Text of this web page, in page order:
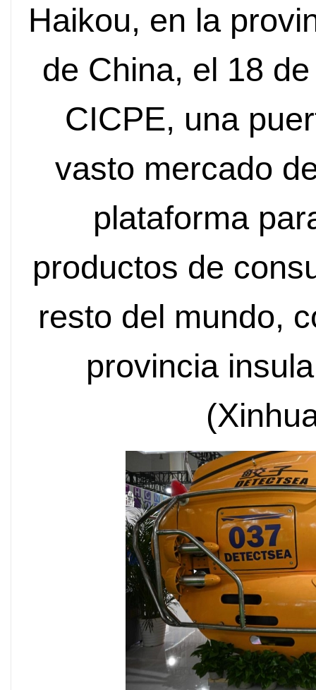
Haikou, en la
de China, el 18
CICPE, una
vasto mercado
plataforma
productos de
resto del mundo,
provincia